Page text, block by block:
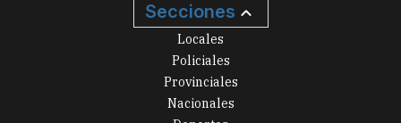
Secciones
Locales
Policiales
Provinciales
Nacionales